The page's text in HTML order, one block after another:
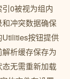
0被视为组内
冲突数据确保
按钮提供
析缓存保存为
无需重新加载